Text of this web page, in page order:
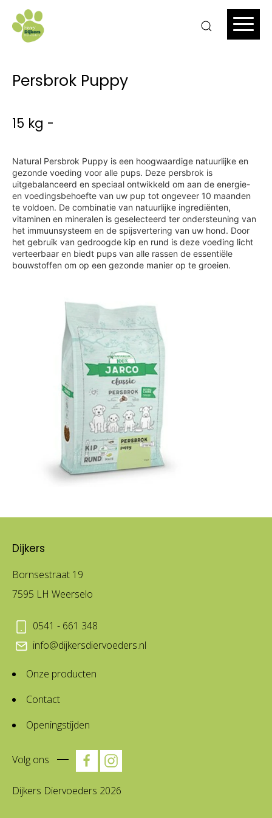
Persbrok Puppy
15 kg -
Natural Persbrok Puppy is een hoogwaardige natuurlijke en
gezonde voeding voor alle pups. Deze persbrok is
uitgebalanceerd en speciaal ontwikkeld om aan de energie-
en voedingsbehoefte van uw pup tot ongeveer 10 maanden
te voldoen. De combinatie van natuurlijke ingrediënten,
vitaminen en mineralen is geselecteerd ter ondersteuning van
het immuunsysteem en de spijsvertering van uw hond. Door
het gebruik van gedroogde kip en rund is deze voeding licht
verteerbaar en biedt pups van alle rassen de essentiële
bouwstoffen om op een gezonde manier op te groeien.
Dijkers
Bornsestraat 19
7595 LH Weerselo
0541 - 661 348
info@dijkersdiervoeders.nl
Onze producten
Contact
Openingstijden
Volg ons
Dijkers Diervoeders 2026